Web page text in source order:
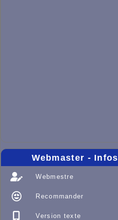
Webmaster - Infos
Webmestre
Recommander
Version texte